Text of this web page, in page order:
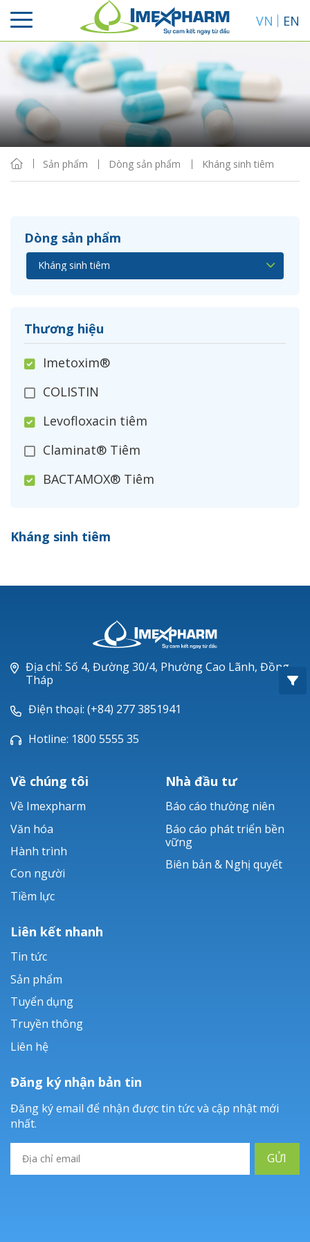
VN EN
Sản phẩm Dòng sản phẩm Kháng sinh tiêm
Dòng sản phẩm
Thương hiệu
Imetoxim®
COLISTIN
Levofloxacin tiêm
Claminat® Tiêm
BACTAMOX® Tiêm
Ceftizoxim®
Piperacillin
Ticarlinat®
Zobacta®
Bacsulfo®
Kháng sinh tiêm
Sắp xếp
Hiển thị
Địa chỉ: Số 4, Đường 30/4, Phường Cao Lãnh, Đồng
Tháp
Điện thoại: (+84) 277 3851941
Hotline: 1800 5555 35
Về chúng tôi
Về Imexpharm
Văn hóa
Hành trình
Con người
Tiềm lực
Nhà đầu tư
Báo cáo thường niên
Báo cáo phát triển bền
vững
Biên bản & Nghị quyết
Liên kết nhanh
Tin tức
Sản phẩm
Tuyển dụng
Truyền thông
Liên hệ
Đăng ký nhận bản tin
Đăng ký email để nhận được tin tức và cập nhật mới
nhất.
GỬI